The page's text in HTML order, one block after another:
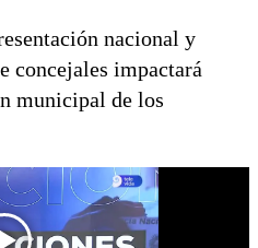
nacional y
concejales impactará
municipal de los